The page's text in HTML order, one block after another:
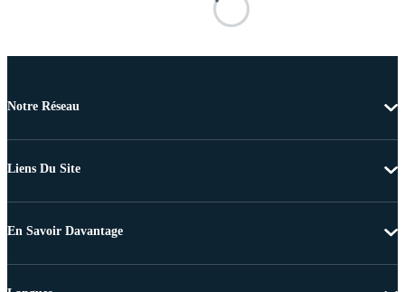
Notre Réseau
Liens Du Site
En Savoir Davantage